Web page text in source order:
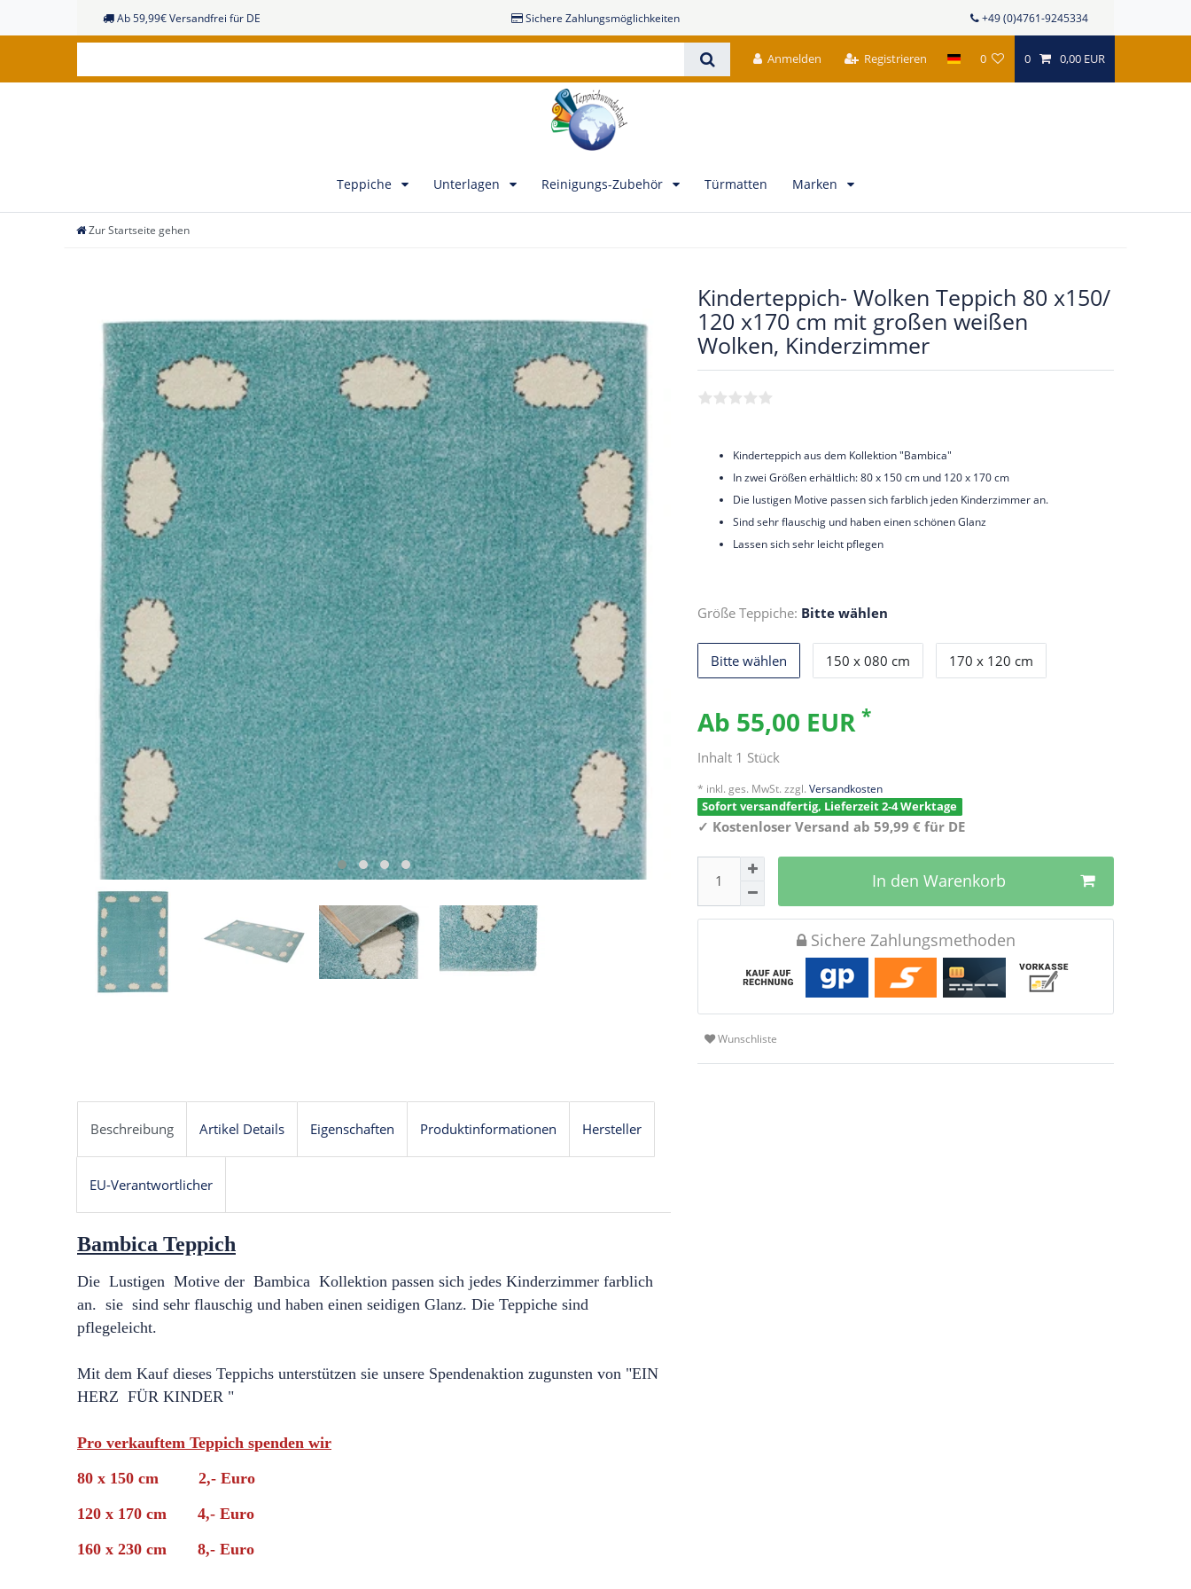
Ab 59,99€ Versandfrei für DE Sichere Zahlungsmöglichkeiten +49 (0)4761-9245334
Anmelden Registrieren 0 0 0,00 EUR
Teppiche Unterlagen Reinigungs-Zubehör Türmatten Marken
Zur Startseite gehen
Kinderteppich- Wolken Teppich 80 x150/
120 x170 cm mit großen weißen
Wolken, Kinderzimmer
Kinderteppich aus dem Kollektion "Bambica"
In zwei Größen erhältlich: 80 x 150 cm und 120 x 170 cm
Die lustigen Motive passen sich farblich jeden Kinderzimmer an.
Sind sehr flauschig und haben einen schönen Glanz
Lassen sich sehr leicht pflegen
Größe Teppiche: Bitte wählen
Bitte wählen 150 x 080 cm 170 x 120 cm
Ab 55,00 EUR *
Inhalt 1 Stück
* inkl. ges. MwSt. zzgl. Versandkosten
Sofort versandfertig, Lieferzeit 2-4 Werktage
✓ Kostenloser Versand ab 59,99 € für DE
In den Warenkorb
Sichere Zahlungsmethoden
Wunschliste
Beschreibung Artikel Details Eigenschaften Produktinformationen Hersteller
EU-Verantwortlicher
Bambica Teppich
Die Lustigen Motive der Bambica Kollektion passen sich jedes Kinderzimmer farblich
an. sie sind sehr flauschig und haben einen seidigen Glanz. Die Teppiche sind
pflegeleicht.
Mit dem Kauf dieses Teppichs unterstützen sie unsere Spendenaktion zugunsten von "EIN
HERZ FÜR KINDER "
Pro verkauftem Teppich spenden wir
80 x 150 cm 2,- Euro
120 x 170 cm 4,- Euro
160 x 230 cm 8,- Euro